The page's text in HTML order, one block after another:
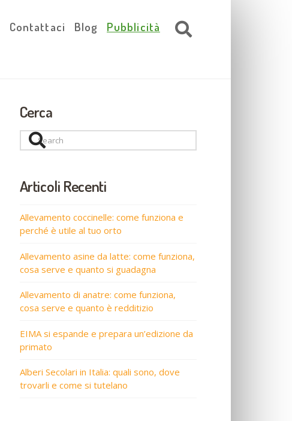
Contattaci Blog Pubblicità
Cerca
Search
Articoli Recenti
Allevamento coccinelle: come funziona e
perché è utile al tuo orto
Allevamento asine da latte: come funziona,
cosa serve e quanto si guadagna
Allevamento di anatre: come funziona,
cosa serve e quanto è redditizio
EIMA si espande e prepara un’edizione da
primato
Alberi Secolari in Italia: quali sono, dove
trovarli e come si tutelano